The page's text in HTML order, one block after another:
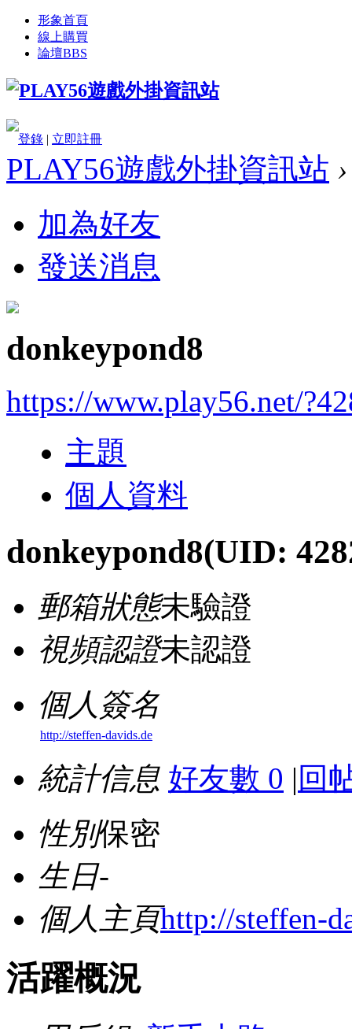
形象首頁
線上購買
論壇BBS
登錄 | 立即註冊
PLAY56遊戲外掛資訊站 ›
加為好友
發送消息
donkeypond8
https://www.play56.net/
主題
個人資料
donkeypond8(UID:
郵箱狀態未驗證
視頻認證未認證
個人簽名
http://steffen-davids.de
統計信息 好友數 0 | 回
性別保密
生日-
個人主頁http://steffen-
活躍概況